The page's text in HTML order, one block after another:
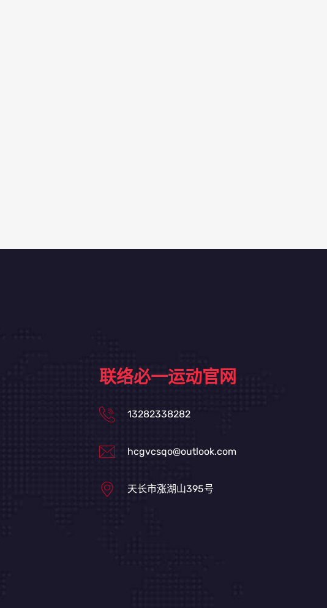
联络必一运动官网
13282338282
hcgvcsqo@outlook.com
天长市涨湖山395号